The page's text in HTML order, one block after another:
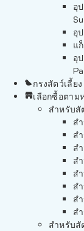
อุ
อุ
แ
อุ
กรงสัตว์เลี้ย
เลือกซื้อตาม
สำหรับสั
ส
ส
ส
ส
ส
ส
ส
ส
สำหรับสั